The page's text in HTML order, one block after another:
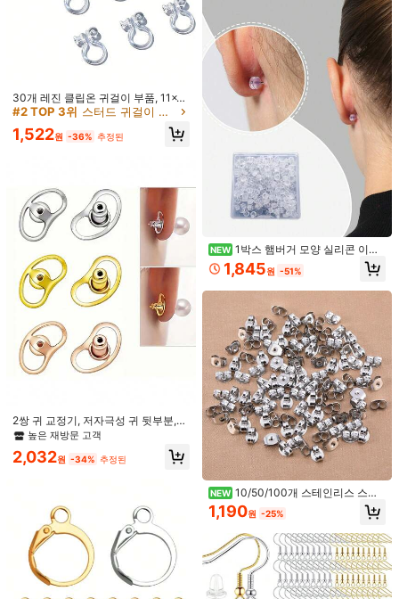
스타일 유형: 귀걸이 / 색: 황금색 (10펜스) / 사이즈: JC207
qualityproduct ,will definitelypurchaseagain
도움이 됨(0)
n***n 스타일 유형: 귀걸이 / 색: 은(10펜스) / 사이즈: JC205
ピアスづくりに。使いやすそう。
도움이 됨
제품 세부 정보
소재:
스테인리스 스틸
페스티벌:
스타일:
더 보기
BLAVETI
4.92 8.4K 팔로워
4.92
8.4K 팔로워
4.92 8.4K 팔로워
팔로잉
1년 전에 설립되었습니다. 최근 77K개 판
좋은 품질 (9000+) 사진과 동일 (3000+) 예쁨 (2000+) 좋아함
도구 & 가정 개선 사무용품 & 학
30개 레진 클립온 귀걸이 부품, 11x8
MM 투명 U자형 고통 없는 클립온 귀
서리, 초보자 및 여성을 위해 적합합니
높은 재방문 고객
#2 TOP 3위 스터드 귀걸이 부품 보석 발견 및 구성 요소
높은 재방문 고객
#2 TOP 3위 스터드 귀걸이 부품 보석 발견 및 구성 요소
높은 재방문 고객
#2 TOP 3위
1,522원 -36% 추정된
2쌍 귀 교정기, 저자극성 귀 뒷부분,
귓불에 적합, 편안한 대형 사이즈 귀
운 귀걸이 착용에 적합
높은 재방문 고객
2,032원 -34% 추정된
NEW 1박스 햄버거 모양 실리콘 이어
플러그 백스 안티드롭 귀걸이 액세서
리 DIY 장식용 이어 스터드 캡 얇은 바
1,845원 -51%
NEW 10/50/100개 스테인리스 스틸
나비 귀걸이 뒷장식, 귀걸이 스토퍼, D
IY 주얼리 제작용 귀걸이 뒷장식, 범용
1,190원 -25%